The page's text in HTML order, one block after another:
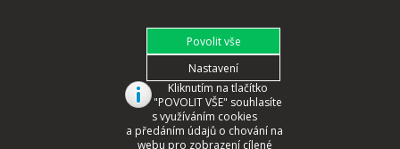
Kliknutím na tlačítko
"POVOLIT VŠE" souhlasíte
s využíváním cookies
a předáním údajů o chování na
webu pro zobrazení cílené